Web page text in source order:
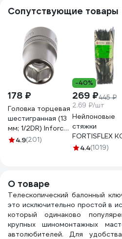
Сопутствующие товары
178 ₽
Головка торцевая
шестигранная (13
мм; 1/2DR) Inforce
11-01-476
4.9(201)
-40%
269 ₽445 ₽
2.69 ₽/шт
Нейлоновые
стяжки
FORTISFLEX
5х300 черный
4.4(1019)
О товаре
Телескопический балонный
это исключительно простой в
который одинаково
крупных шиномонтажных
автолюбителей. Для